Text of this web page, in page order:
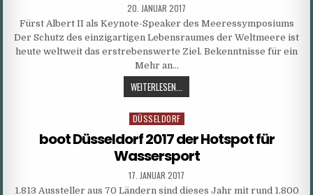
PUBLISHED
DATE:
20. JANUAR 2017
Fürst Albert II als Keynote-Speaker des Meeressymposiums
Der Schutz des einzigartigen Lebensraumes der Weltmeere ist
heute weltweit das erstrebenswerte Ziel. Bekenntnisse für ein
Mehr an…
WEITERLESEN...
ALBERT
II-
STIFTUNG
AN
BORD
DER
BOOT
Posted
DÜSSELDORF
boot Düsseldorf 2017 der Hotspot für
Wassersport
PUBLISHED
DATE:
17. JANUAR 2017
1.813 Aussteller aus 70 Ländern sind dieses Jahr mit rund 1.800